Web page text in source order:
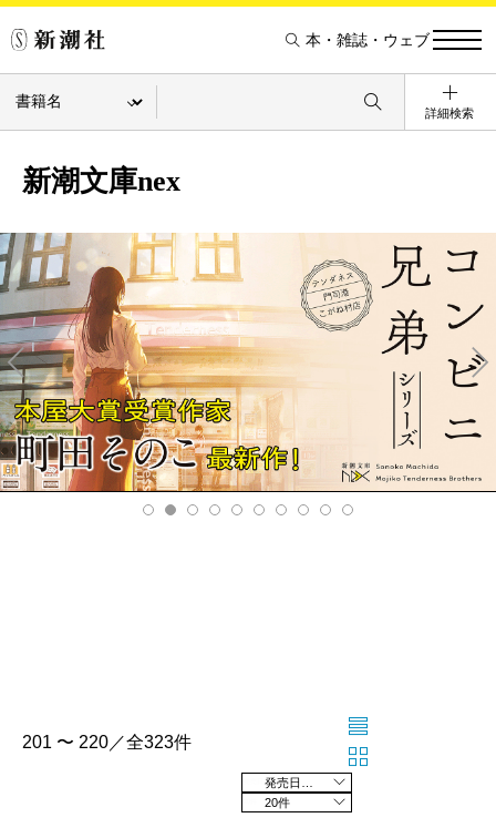
本・雑誌・ウェブ
詳細検索
新潮文庫nex
Pre
v
xt
201 〜 220／全323件
20件